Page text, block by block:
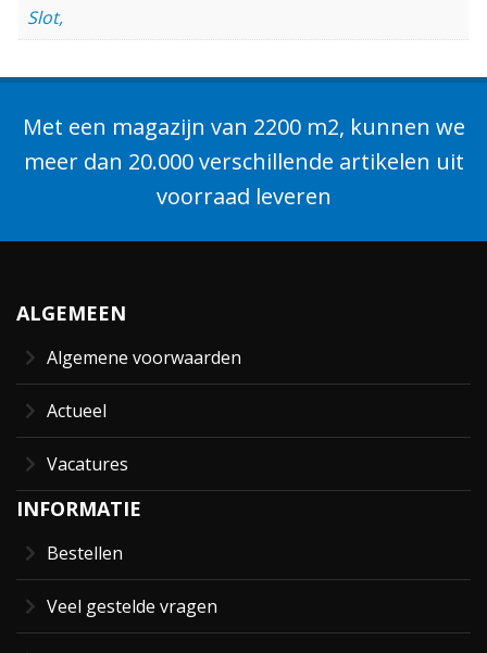
Slot,
Met een magazijn van 2200 m2, kunnen we
meer dan 20.000 verschillende artikelen uit
voorraad leveren
ALGEMEEN
Algemene voorwaarden
Actueel
Vacatures
INFORMATIE
Bestellen
Veel gestelde vragen